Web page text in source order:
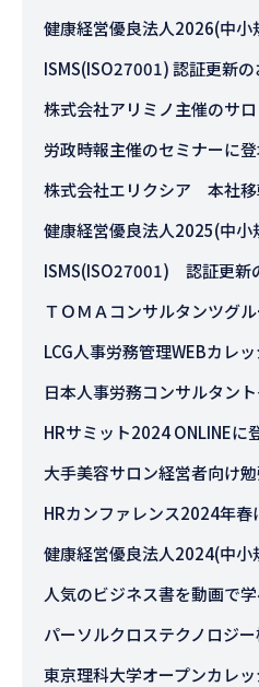
健康経営優良法人2026(中小規模法人
ISMS(ISO27001) 認証更新
株式会社アリミノ主催のサロン専用セ
労政時報主催のセミナーに登
株式会社エリクシア 本社移
健康経営優良法人2025(中小規模法人
ISMS(ISO27001) 認証更新
ＴＯＭＡコンサルタンツグループ株式会社との
LCG人事労務管理WEBカレッジの
日本人事労務コンサルタントグループ主催、第60回コンサルティン
HRサミット2024 ONLINEに
大手美容サロン経営者向け勉強
HRカンファレンス2024年春
健康経営優良法人2024(中小規模法人
人気のビジネス書を動画で学べるメディア「チ
パーソルクロステクノロジー株式会社のセミナ
東京理科大学オープンカレッジのマネジメント講座